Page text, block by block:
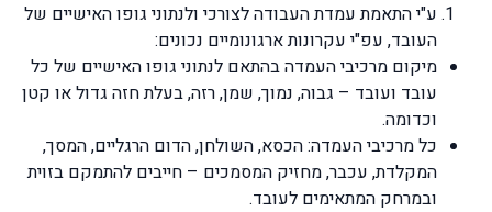
ע"י התאמת עמדת העבודה לצורכי ולנתוני גופו האישיים של
העובד, עפ"י עקרונות ארגונומיים נכונים:
מיקום מרכיבי העמדה בהתאם לנתוני גופו האישיים של כל
עובד ועובד – גבוה, נמוך, שמן, רזה, בעלת חזה גדול או קטן
וכדומה.
כל מרכיבי העמדה: הכסא, השולחן, הדום הרגליים, המסך,
המקלדת, עכבר, מחזיק המסמכים – חייבים להתמקם בזוית
ובמרחק המתאימים לעובד.